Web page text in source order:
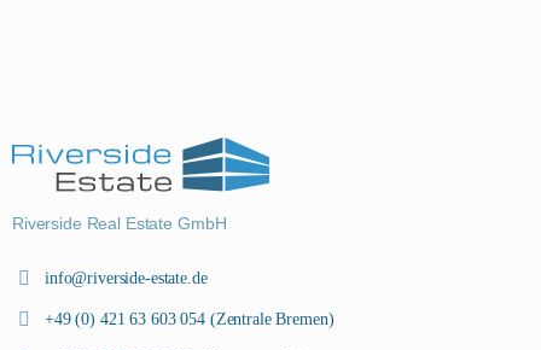
Riverside Real Estate GmbH
info@riverside-estate.de
+49 (0) 421 63 603 054 (Zentrale Bremen)